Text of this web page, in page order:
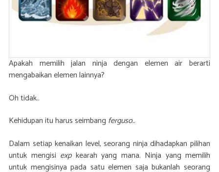
Apakah memilih jalan ninja dengan elemen air berarti
mengabaikan elemen lainnya?
Oh tidak..
Kehidupan itu harus seimbang ferguso..
Dalam setiap kenaikan level, seorang ninja dihadapkan pilihan
untuk mengisi exp kearah yang mana. Ninja yang memilih
untuk mengisinya pada satu elemen saja bukanlah seorang